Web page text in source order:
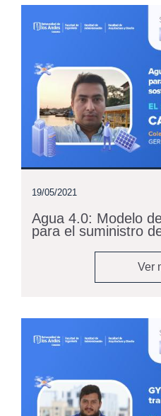
19/05/2021
Agua 4.0: Modelo
para el suministro
Ver